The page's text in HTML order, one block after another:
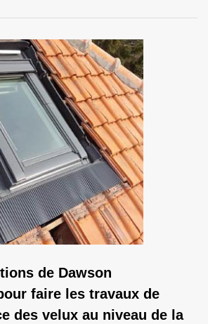
de Dawson
faire les travaux de
des velux au niveau de la